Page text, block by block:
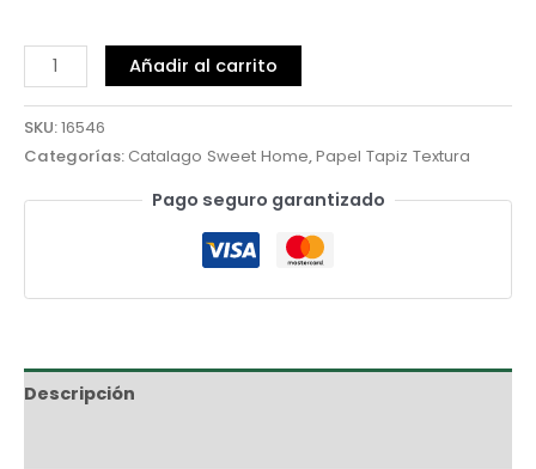
Añadir al carrito
SKU:16546
Categorías:Catalago Sweet Home,Papel Tapiz Textura
Pago seguro garantizado
Descripción